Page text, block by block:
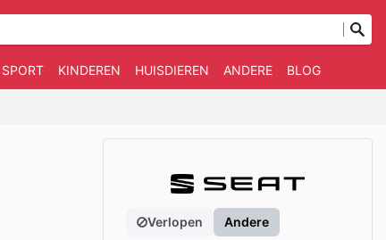
SPORT KINDEREN HUISDIEREN ANDERE BLOG
Verlopen Andere